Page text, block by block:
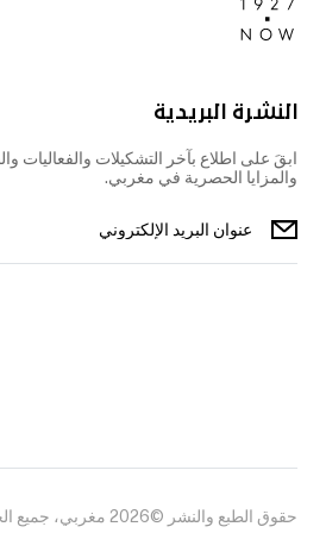
النشرة البريدية
ابقَ على اطلاع بآخر التشكيلات والفعاليات
والمزايا الحصرية في مغربي.
حقوق الطبع والنشر ©2026 مغربي، جميع الحقوق محفوظة.